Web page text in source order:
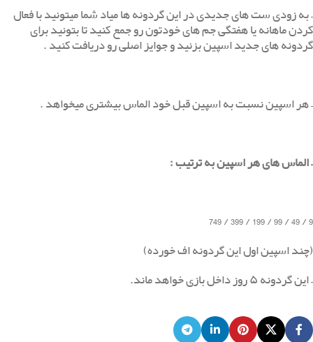
– به زودی ست های جدیدی در این گردونه ها میاد شما میتونید با فعال
کردن ماهانه یا هفتگی جم های خودتون رو جمع کنید تا بتونید برای
گردونه های جدید اسپین بزنید و جوایز اصلی رو دریافت کنید .
– هر اسپین نسبت به اسپین قبل خود الماس بیشتری میخواهد .
– الماس های هر اسپین به ترتیب :
9 / 49 / 99 / 199 / 399 / 749
(چند اسپین اول این گردونه اف خورده)
– این گردونه ۵ روز داخل بازی خواهد ماند.